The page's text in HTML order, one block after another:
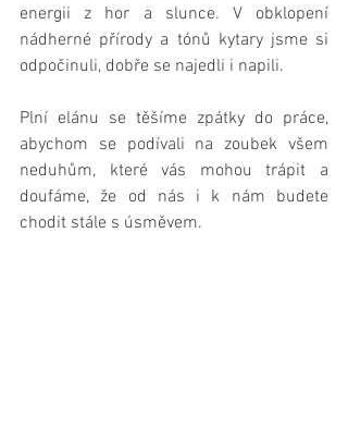
energii z hor a slunce. V obklopení
nádherné přírody a tónů kytary jsme si
odpočinuli, dobře se najedli i napili.
Plní elánu se těšíme zpátky do práce,
abychom se podívali na zoubek všem
neduhům, které vás mohou trápit a
doufáme, že od nás i k nám budete
chodit stále s úsměvem.